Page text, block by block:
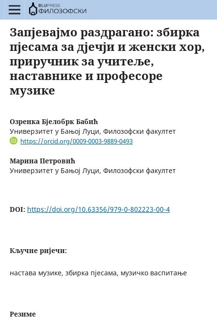
Запјевајмо раздрагано: збирка
пјесама за дјечји и женски хор,
приручник за учитеље,
наставнике и професоре
музике
Озренка Бјелобрк Бабић
Универзитет у Бањој Луци, Филозофски факултет
https://orcid.org/0009-0003-9889-0493
Марина Петровић
Универзитет у Бањој Луци, Филозофски факултет
DOI: https://doi.org/10.63356/979-0-802223-00-4
Кључне ријечи:
настава музике, збирка пјесама, музичко васпитање
Резиме